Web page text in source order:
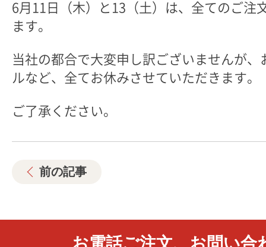
6月11日（木）と13（土）は、全てのご注
ます。
当社の都合で大変申し訳ございませんが、
ルなど、全てお休みさせていただきます。
ご了承ください。
前の記事
お電話ご注文、お問い合